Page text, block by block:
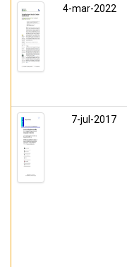
4-mar-2022
7-jul-2017